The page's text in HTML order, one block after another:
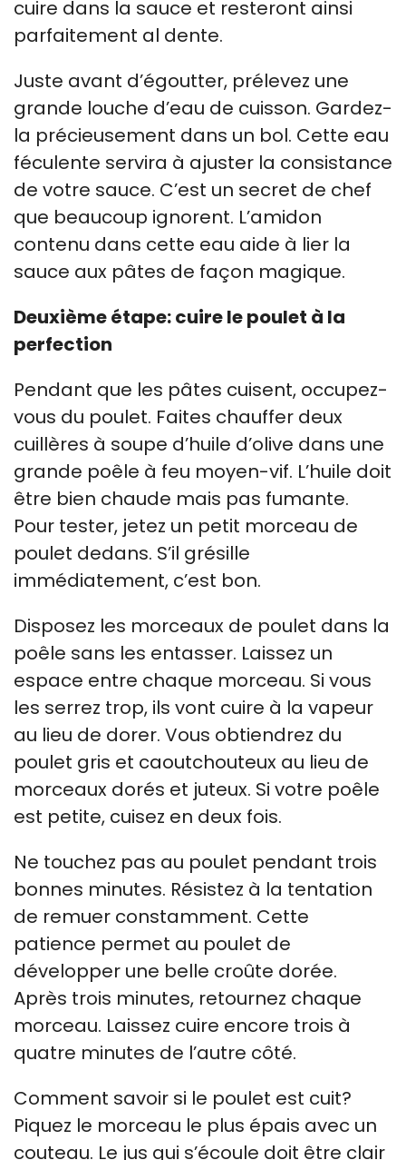
cuire dans la sauce et resteront ainsi
parfaitement al dente.
Juste avant d’égoutter, prélevez une
grande louche d’eau de cuisson. Gardez-
la précieusement dans un bol. Cette eau
féculente servira à ajuster la consistance
de votre sauce. C’est un secret de chef
que beaucoup ignorent. L’amidon
contenu dans cette eau aide à lier la
sauce aux pâtes de façon magique.
Deuxième étape: cuire le poulet à la
perfection
Pendant que les pâtes cuisent, occupez-
vous du poulet. Faites chauffer deux
cuillères à soupe d’huile d’olive dans une
grande poêle à feu moyen-vif. L’huile doit
être bien chaude mais pas fumante.
Pour tester, jetez un petit morceau de
poulet dedans. S’il grésille
immédiatement, c’est bon.
Disposez les morceaux de poulet dans la
poêle sans les entasser. Laissez un
espace entre chaque morceau. Si vous
les serrez trop, ils vont cuire à la vapeur
au lieu de dorer. Vous obtiendrez du
poulet gris et caoutchouteux au lieu de
morceaux dorés et juteux. Si votre poêle
est petite, cuisez en deux fois.
Ne touchez pas au poulet pendant trois
bonnes minutes. Résistez à la tentation
de remuer constamment. Cette
patience permet au poulet de
développer une belle croûte dorée.
Après trois minutes, retournez chaque
morceau. Laissez cuire encore trois à
quatre minutes de l’autre côté.
Comment savoir si le poulet est cuit?
Piquez le morceau le plus épais avec un
couteau. Le jus qui s’écoule doit être clair